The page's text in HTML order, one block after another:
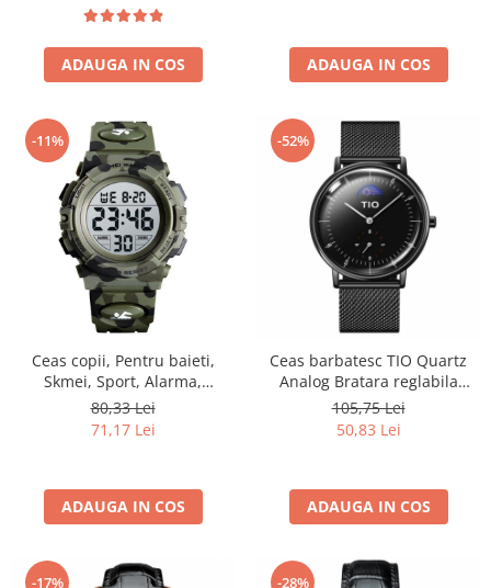
ADAUGA IN COS ADAUGA IN COS
-11%
Ceas copii, Pentru baieti,
Skmei, Sport, Alarma,
Cronometru, Digital, Camuflaj,
Army Green
80,33 Lei
71,17 Lei
ADAUGA IN COS
-52%
Ceas barbatesc TIO Quartz
Analog Bratara reglabila
Fashion Elegant Luxury Otel
inoxidabil
105,75 Lei
50,83 Lei
ADAUGA IN COS
-17% -28%